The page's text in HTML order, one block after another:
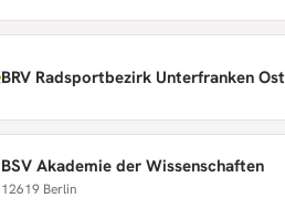
BRV Radsportbezirk Unterfranken Ost
BSV Akademie der Wissenschaften
12619 Berlin